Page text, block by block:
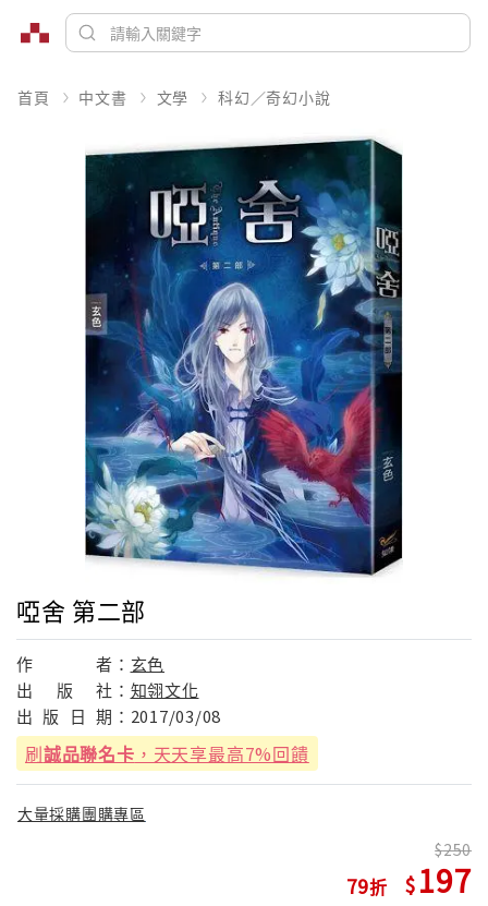
首頁 中文書 文學 科幻／奇幻小說
啞舍 第二部
作 者： 玄色
出
版 社： 知翎文化
出 版 日 期： 2017/03/08
刷誠品聯名卡 ，天天享最高7%回饋
大量採購團購專區
79
250
197